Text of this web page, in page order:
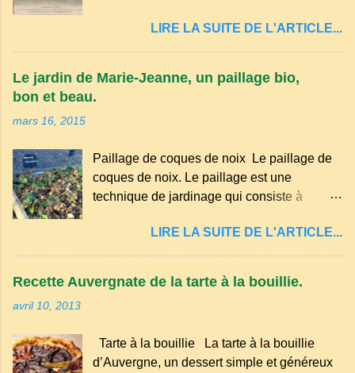
principalement en Auvergne et dans
certaines parties du Massif central . Il
et est classé parmi les dialectes du nord-
Par exemple, on trouve des mots typiques
comme "agourer" (s'accroupir) ou "aze"
(âne, utilisé aussi pour désigner quelqu'un
Auvergne particulièrement du Puy-de-
Dôme . A Adrillier : arbres de la famille...
LIRE LA SUITE DE L'ARTICLE...
Le jardin de Marie-Jeanne, un paillage bio,
bon et beau.
mars 16, 2015
Paillage de coques de noix Le paillage de
coques de noix. Le paillage est une
technique de jardinage qui consiste à
organiques, minéraux ou synthétiques pour
le protéger et améliorer sa fertilité. Il
présente plusieurs avantages : Réduction
des arrosages : Le paillage limite
empêche la lumière d'atteindre le sol, ce qui
freine la germination des adventices.
LIRE LA SUITE DE L'ARTICLE...
Recette Auvergnate de la tarte à la bouillie.
avril 10, 2013
Tarte à la bouillie La tarte à la bouillie
d’Auvergne, un dessert simple et généreux